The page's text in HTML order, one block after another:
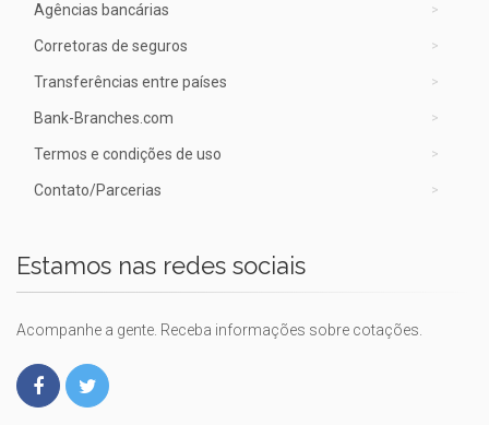
Agências bancárias
Corretoras de seguros
Transferências entre países
Bank-Branches.com
Termos e condições de uso
Contato/Parcerias
Estamos nas redes sociais
Acompanhe a gente. Receba informações sobre cotações.